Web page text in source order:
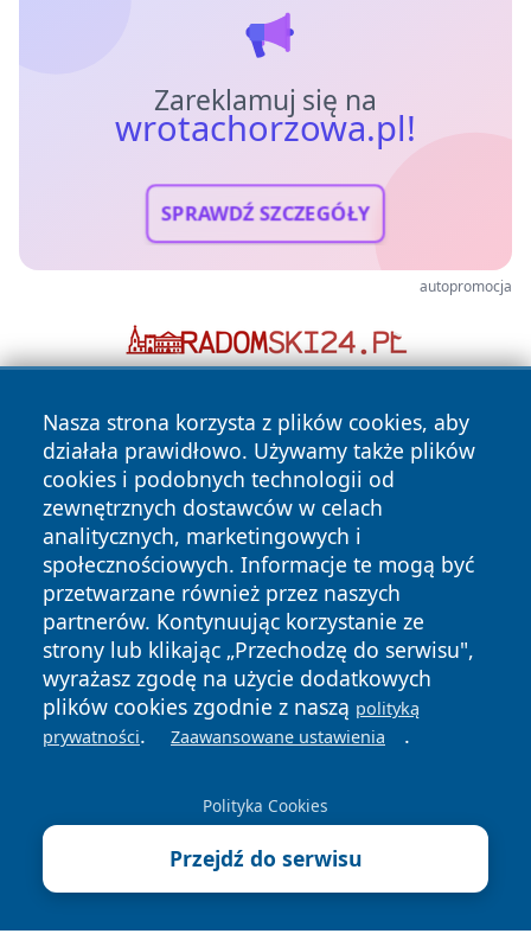
Zareklamuj się na
wrotachorzowa.pl!
SPRAWDŹ SZCZEGÓŁY
autopromocja
Nasza strona korzysta z plików cookies, aby
działała prawidłowo. Używamy także plików
cookies i podobnych technologii od
zewnętrznych dostawców w celach
analitycznych, marketingowych i
społecznościowych. Informacje te mogą być
przetwarzane również przez naszych
partnerów. Kontynuując korzystanie ze
strony lub klikając „Przechodzę do serwisu",
wyrażasz zgodę na użycie dodatkowych
plików cookies zgodnie z naszą polityką
prywatności. Zaawansowane ustawienia .
Polityka Cookies
Przejdź do serwisu
Copyright © 2026 wrotachorzowa.pl Wszystkie prawa
zastrzeżone.
News Autorzy
Polityka
Prywatności
Polityka
Cookies